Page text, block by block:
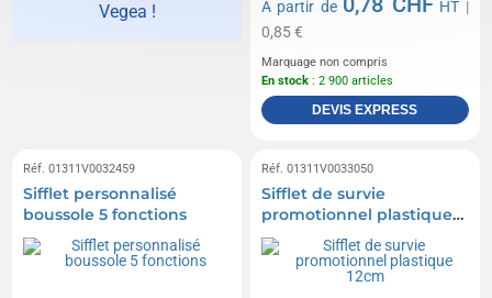
Vegea !
A partir de HT |
0,85 €
Marquage non compris
En stock : 2 900 articles
DEVIS EXPRESS
Réf. 01311V0032459
Sifflet personnalisé
boussole 5 fonctions
Réf. 01311V0033050
Sifflet de survie
promotionnel plastique
12cm